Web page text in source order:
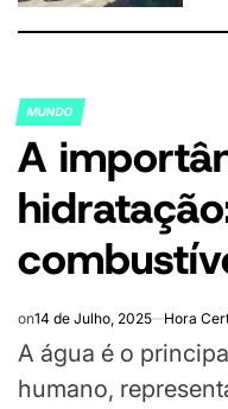
POSTED
IN
MUNDO
A
on14 de Julho, 2025 Hora
A água é o
humano,